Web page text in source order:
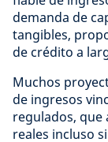
demanda de
tangibles,
de crédito a
Muchos
de ingresos
regulados, que
reales incluso